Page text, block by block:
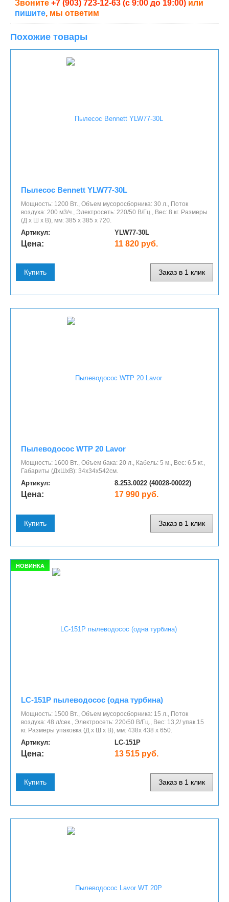
Звоните +7 (903) 723-12-63 (с 9:00 до 19:00) или
пишите, мы ответим
Похожие товары
Пылесос Bennett YLW77-30L
Мощность: 1200 Вт., Объем мусоросборника: 30 л., Поток
воздуха: 200 м3/ч., Электросеть: 220/50 В/Гц., Вес: 8 кг. Размеры
(Д x Ш x В), мм: 385 х 385 х 720.
Артикул: YLW77-30L
Цена: 11 820 руб.
Купить Заказ в 1 клик
Пылеводосос WTP 20 Lavor
Мощность: 1600 Вт., Объем бака: 20 л., Кабель: 5 м., Вес: 6.5 кг.,
Габариты (ДхШхВ): 34х34х542см.
Артикул: 8.253.0022 (40028-00022)
Цена: 17 990 руб.
Купить Заказ в 1 клик
НОВИНКА
LC-151P пылеводосос (одна турбина)
Мощность: 1500 Вт., Объем мусоросборника: 15 л., Поток
воздуха: 48 л/сек., Электросеть: 220/50 В/Гц., Вес: 13,2/ упак.15
кг. Размеры упаковка (Д x Ш x В), мм: 438х 438 х 650.
Артикул: LC-151P
Цена: 13 515 руб.
Купить Заказ в 1 клик